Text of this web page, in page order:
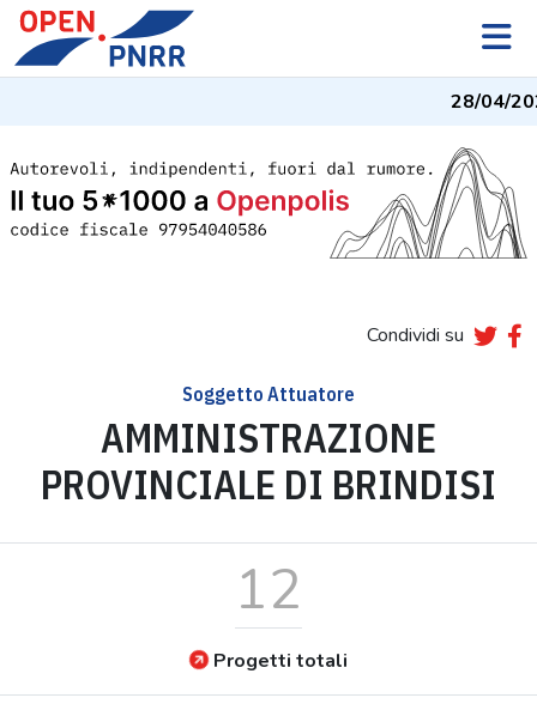
28/04/
Condividi su
Soggetto Attuatore
AMMINISTRAZIONE
PROVINCIALE DI BRINDISI
12
Progetti totali